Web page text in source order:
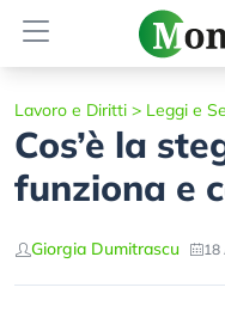
Lavoro e Diritti > Leggi e
Cos’è la
funziona e
Giorgia Dumitrascu 18